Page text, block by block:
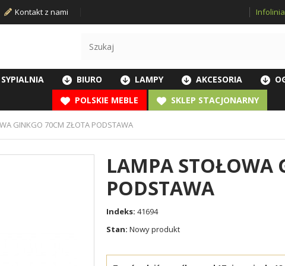
Kontakt z nami
SYPIALNIA BIURO LAMPY AKCESORIA
POLSKIE MEBLE
SKLEP STACJONARNY
GINKGO 70CM ZŁOTA PODSTAWA
LAMPA STOŁOWA
PODSTAWA
Indeks: 41694
Stan: Nowy produkt